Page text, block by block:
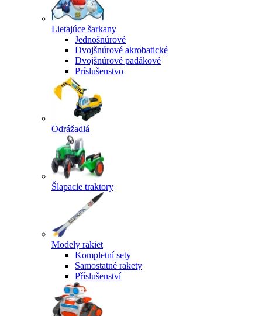
Lietajúce šarkany
Jednošnúrové
Dvojšnúrové akrobatické
Dvojšnúrové padákové
Príslušenstvo
Odrážadlá
Šlapacie traktory
Modely rakiet
Kompletní sety
Samostatné rakety
Příslušenství